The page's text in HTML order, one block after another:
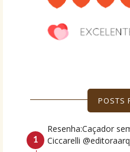
POSTS
Resenha:Caçador
Ciccarelli